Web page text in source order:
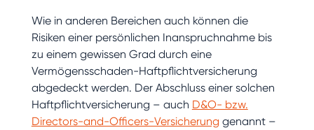
Wie in anderen Bereichen auch können die
Risiken einer persönlichen Inanspruchnahme bis
zu einem gewissen Grad durch eine
Vermögensschaden-Haftpflichtversicherung
abgedeckt werden. Der Abschluss einer solchen
Haftpflichtversicherung – auch D&O- bzw.
Directors-and-Officers-Versicherung genannt –